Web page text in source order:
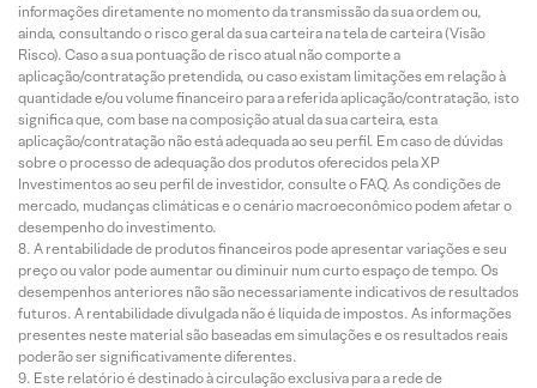
informações diretamente no momento da transmissão da sua ordem ou,
ainda, consultando o risco geral da sua carteira na tela de carteira (Visão
Risco). Caso a sua pontuação de risco atual não comporte a
aplicação/contratação pretendida, ou caso existam limitações em relação à
quantidade e/ou volume financeiro para a referida aplicação/contratação, isto
significa que, com base na composição atual da sua carteira, esta
aplicação/contratação não está adequada ao seu perfil. Em caso de dúvidas
sobre o processo de adequação dos produtos oferecidos pela XP
Investimentos ao seu perfil de investidor, consulte o FAQ. As condições de
mercado, mudanças climáticas e o cenário macroeconômico podem afetar o
desempenho do investimento.
A rentabilidade de produtos financeiros pode apresentar variações e seu
preço ou valor pode aumentar ou diminuir num curto espaço de tempo. Os
desempenhos anteriores não são necessariamente indicativos de resultados
futuros. A rentabilidade divulgada não é líquida de impostos. As informações
presentes neste material são baseadas em simulações e os resultados reais
poderão ser significativamente diferentes.
Este relatório é destinado à circulação exclusiva para a rede de